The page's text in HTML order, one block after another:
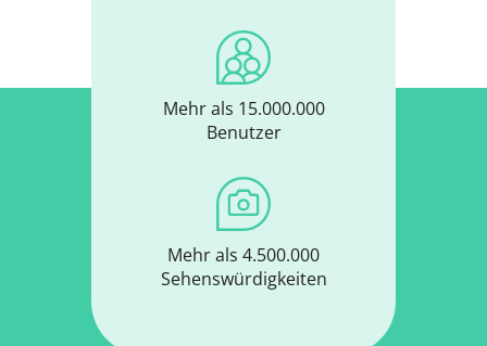
Mehr als 15.000.000
Benutzer
Mehr als 4.500.000
Sehenswürdigkeiten